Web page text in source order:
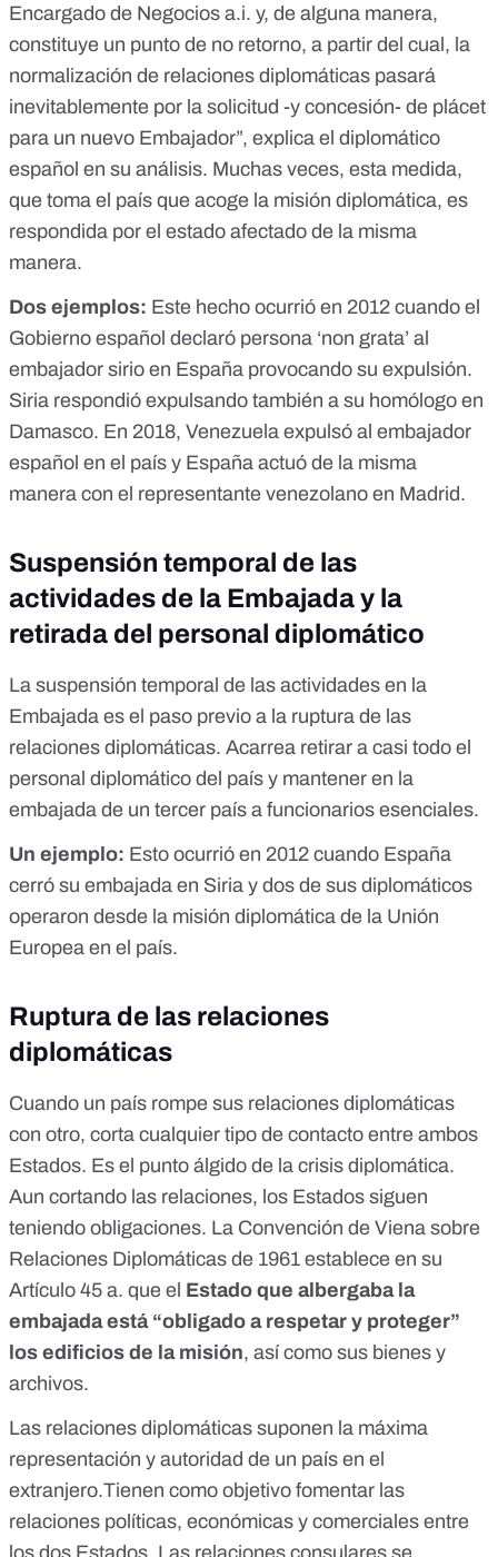
Encargado de Negocios a.i. y, de alguna manera,
constituye un punto de no retorno, a partir del cual, la
normalización de relaciones diplomáticas pasará
inevitablemente por la solicitud -y concesión- de plácet
para un nuevo Embajador”, explica el diplomático
español en su análisis. Muchas veces, esta medida,
que toma el país que acoge la misión diplomática, es
respondida por el estado afectado de la misma
manera.
Dos ejemplos: Este hecho ocurrió en 2012 cuando el
Gobierno español declaró persona ‘non grata’ al
embajador sirio en España provocando su expulsión.
Siria respondió expulsando también a su homólogo en
Damasco. En 2018, Venezuela expulsó al embajador
español en el país y España actuó de la misma
manera con el representante venezolano en Madrid.
Suspensión temporal de las
actividades de la Embajada y la
retirada del personal diplomático
La suspensión temporal de las actividades en la
Embajada es el paso previo a la ruptura de las
relaciones diplomáticas. Acarrea retirar a casi todo el
personal diplomático del país y mantener en la
embajada de un tercer país a funcionarios esenciales.
Un ejemplo: Esto ocurrió en 2012 cuando España
cerró su embajada en Siria y dos de sus diplomáticos
operaron desde la misión diplomática de la Unión
Europea en el país.
Ruptura de las relaciones
diplomáticas
Cuando un país rompe sus relaciones diplomáticas
con otro, corta cualquier tipo de contacto entre ambos
Estados. Es el punto álgido de la crisis diplomática.
Aun cortando las relaciones, los Estados siguen
teniendo obligaciones. La Convención de Viena sobre
Relaciones Diplomáticas de 1961 establece en su
Artículo 45 a. que el Estado que albergaba la
embajada está “obligado a respetar y proteger”
los edificios de la misión, así como sus bienes y
archivos.
Las relaciones diplomáticas suponen la máxima
representación y autoridad de un país en el
extranjero.Tienen como objetivo fomentar las
relaciones políticas, económicas y comerciales entre